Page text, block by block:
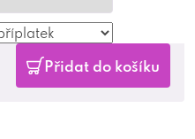
Přidat do košíku